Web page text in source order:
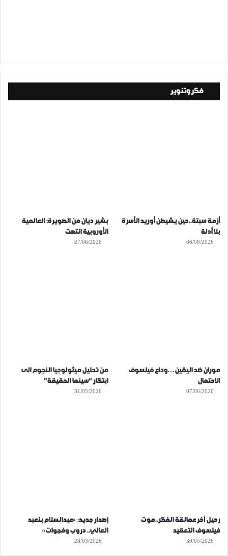
فكر وتنوير
أزمة سبتة..حين يشيطن أوريد الأسرة
بلا أدلة
06/08/2026
بشير ديان من الصويرة: العالمية
الأوروبية انتهت
27/06/2026
موران ضد اليقين…وداع فيلسوف
الاحتمال
07/06/2026
من تحليل ميثولوجيا النجوم الى
ابتكار “سينما الحقيقة”
31/05/2026
رحيل آخر عمالقة الفكر..موت
فيلسوف التعقيد
30/05/2026
إصدار جديد: «عبدالسلام بنعبد
العالي.. دروب وفجوات»
28/03/2026